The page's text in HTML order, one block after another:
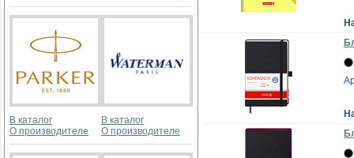
В каталог
О производителе
В каталог
О производителе